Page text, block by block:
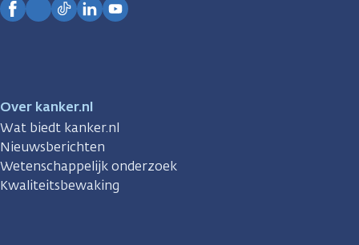
Over kanker.nl
Wat biedt kanker.nl
Nieuwsberichten
Wetenschappelijk onderzoek
Kwaliteitsbewaking